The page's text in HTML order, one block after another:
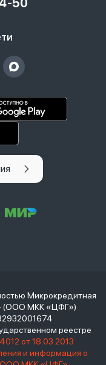
50
Микрокредитная
(ООО МКК «ЦФГ»)
реестре
от 18.03.2013
и информация о